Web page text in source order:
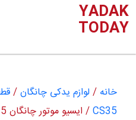
YADAK
TODAY
خانه / لوازم یدکی چانگان/
CS35/ ایسیو موتور چانگان CHANGAN CS35